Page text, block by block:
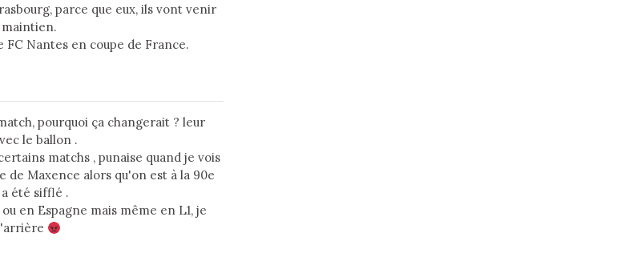
parce que eux, ils vont venir
Nantes en coupe de France.
pourquoi ça changerait ? leur
le ballon .
matchs , punaise quand je vois
de Maxence alors qu'on est à la 90e
été sifflé .
en Espagne mais même en L1, je